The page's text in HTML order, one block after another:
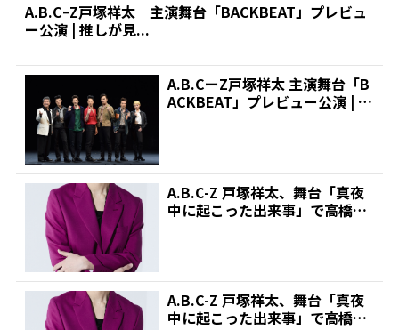
A.B.CｰZ戸塚祥太 主演舞台「BACKBEAT」プレビュ
ー公演 | 推しが見...
A.B.CーZ戸塚祥太 主演舞台「B
ACKBEAT」プレビュー公演 | 推
A.B.C-Z 戸塚祥太、舞台「真夜
中に起こった出来事」で高橋惠
A.B.C-Z 戸塚祥太、舞台「真夜
中に起こった出来事」で高橋惠